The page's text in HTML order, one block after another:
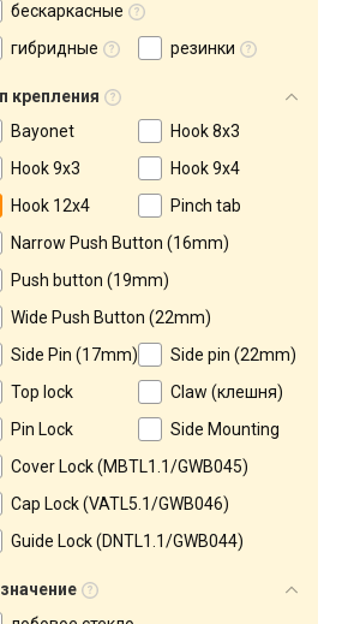
бескаркасные
гибридные
резинки
крепления
Bayonet
Hook 8x3
Hook 9x3
Hook 9х4
Hook 12x4
Pinch tab
Narrow Push Button (16mm)
Push button (19mm)
Wide Push Button (22mm)
Side Pin (17mm)
Side pin (22mm)
Top lock
Claw (клешня)
Pin Lock
Side Mounting
Сover Lock (MBTL1.1/GWB045)
Cap Lock (VATL5.1/GWB046)
Guide Lock (DNTL1.1/GWB044)